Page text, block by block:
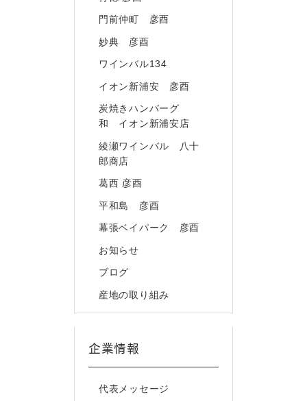
門前仲町 彦酉
妙典 彦酉
ワインバル134
イオン新浦安 彦酉
炭焼きハンバーグ
和 イオン新浦安店
綾瀬ワインバル 八十
郎商店
葛西 彦酉
平和島 彦酉
幕張ベイパーク 彦酉
お知らせ
ブログ
産地の取り組み
企業情報
代表メッセージ